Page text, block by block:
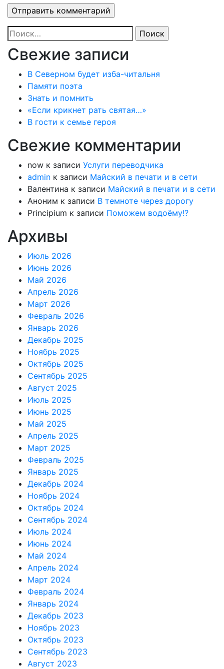
Найти:
Свежие записи
В Северном будет изба-читальня
Памяти поэта
Знать и помнить
«Если крикнет рать святая…»
В гости к семье героя
Свежие комментарии
now к записи Услуги переводчика
admin к записи Майский в печати и в сети
Валентина к записи Майский в печати и в сети
Аноним к записи В темноте через дорогу
Principium к записи Поможем водоёму!?
Архивы
Июль 2026
Июнь 2026
Май 2026
Апрель 2026
Март 2026
Февраль 2026
Январь 2026
Декабрь 2025
Ноябрь 2025
Октябрь 2025
Сентябрь 2025
Август 2025
Июль 2025
Июнь 2025
Май 2025
Апрель 2025
Март 2025
Февраль 2025
Январь 2025
Декабрь 2024
Ноябрь 2024
Октябрь 2024
Сентябрь 2024
Июль 2024
Июнь 2024
Май 2024
Апрель 2024
Март 2024
Февраль 2024
Январь 2024
Декабрь 2023
Ноябрь 2023
Октябрь 2023
Сентябрь 2023
Август 2023